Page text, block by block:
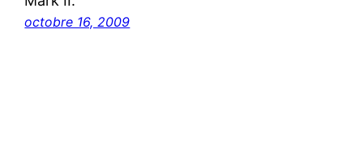
octobre 16, 2009